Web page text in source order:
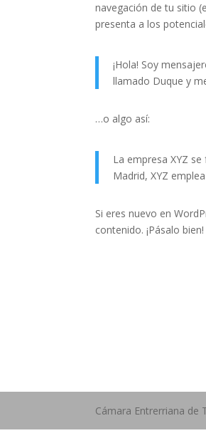
navegación de tu sitio
presenta a los
¡Hola! Soy
llamado Duque y
…o algo así:
La empresa XYZ
Madrid, XYZ
Si eres nuevo en
contenido. ¡Pásalo bien!
Cámara Entrerriana de